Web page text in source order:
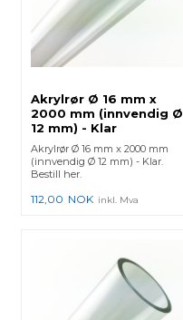
Akrylrør Ø 16 mm x
2000 mm (innvendig Ø
12 mm) - Klar
Akrylrør Ø 16 mm x 2000 mm
(innvendig Ø 12 mm) - Klar.
Bestill her.
112,00 NOK inkl. Mva